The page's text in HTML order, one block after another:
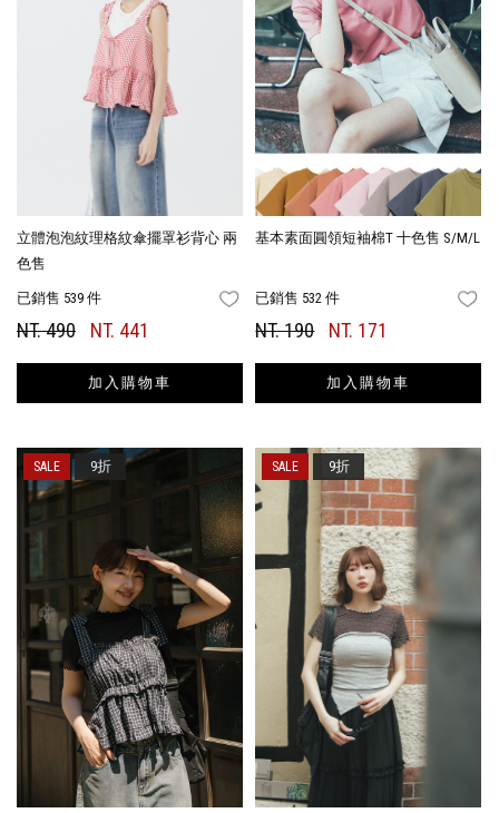
立體泡泡紋理格紋傘擺罩衫背心 兩
色售
已銷售 539 件 FAVORITES
NT. 490 NT. 441
加入購物車
基本素面圓領短袖棉T 十色售 S/M/L
已銷售 532 件
NT. 190 NT. 171
加入購物車
9折 9折